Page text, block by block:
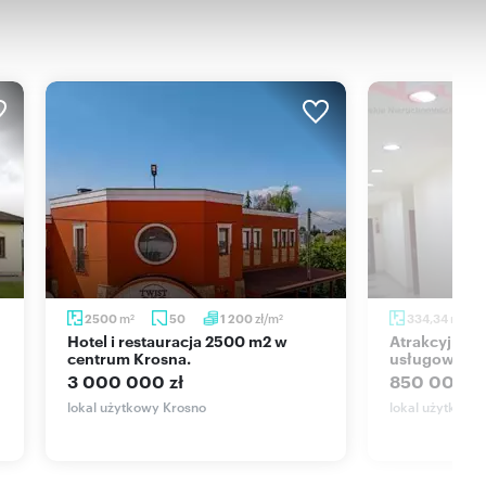
wszystkich pracowników.
opon naszych klientów.
w sklepie, pomieszczeniach biurowych, kuchni i
o pojemności 300 litrów na olej).
ochronę, oraz monitoring z obsługą zdalną.
samochodowy może zrewolucjonizować Twoją
na podany numer telefonu.
2500 m2 50 1 200zł/m2
Hotel i restauracja 2500 m2 w
centrum Krosna.
3 000 000 zł
lokal użytkowy Krosno
334,34 m
Atrakcyjny lokal handlowo-
usługowy
850 000 zł
lokal użytkowy